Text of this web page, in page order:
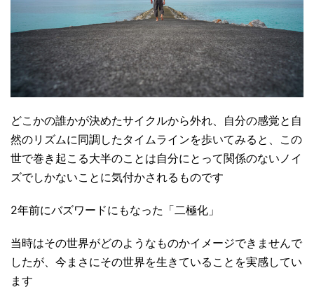
どこかの誰かが決めたサイクルから外れ、自分の感覚と自
然のリズムに同調したタイムラインを歩いてみると、この
世で巻き起こる大半のことは自分にとって関係のないノイ
ズでしかないことに気付かされるものです
2年前にバズワードにもなった「二極化」
当時はその世界がどのようなものかイメージできませんで
したが、今まさにその世界を生きていることを実感してい
ます